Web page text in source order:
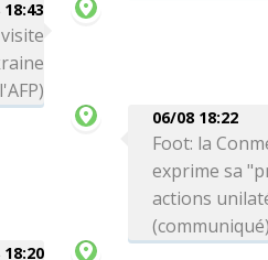
06/08 18:22
Foot: la
exprime sa
actions
(communiqué)